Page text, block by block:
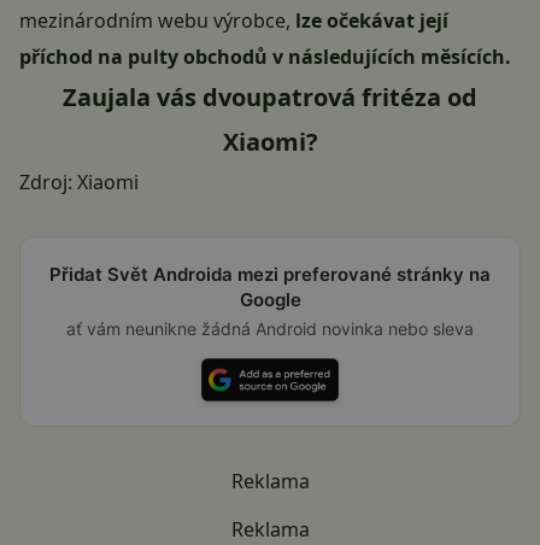
mezinárodním webu výrobce, lze očekávat její
příchod na pulty obchodů v následujících měsících.
Zaujala vás dvoupatrová fritéza od
Xiaomi?
Zdroj: Xiaomi
Přidat Svět Androida mezi preferované stránky na
Google
ať vám neunikne žádná Android novinka nebo sleva
Reklama
Reklama